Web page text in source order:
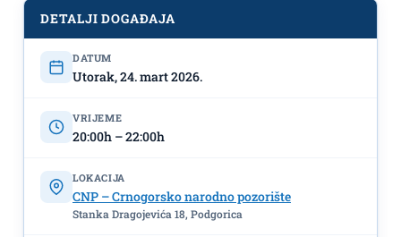
Koreodrama ,,KOLIKO DO KRAJA” u
CNP-u 24.marta
DETALJI DOGAĐAJA
DATUM
Utorak, 24. mart 2026.
VRIJEME
20:00h – 22:00h
LOKACIJA
CNP – Crnogorsko narodno pozorište
Stanka Dragojevića 18, Podgorica